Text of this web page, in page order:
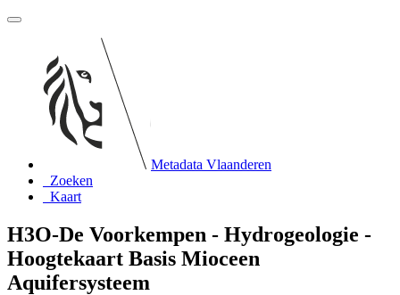
Metadata Vlaanderen
Zoeken
Kaart
H3O-De Voorkempen - Hydrogeologie -
Hoogtekaart Basis Mioceen
Aquifersysteem